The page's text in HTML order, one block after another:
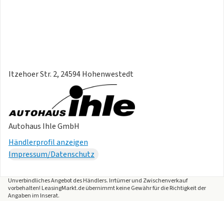
Itzehoer Str. 2, 24594 Hohenwestedt
Autohaus Ihle GmbH
Händlerprofil anzeigen
Impressum/Datenschutz
Unverbindliches Angebot desHändlers. Irrtümer und Zwischenverkauf
vorbehalten! LeasingMarkt.de übernimmt keine Gewähr für die Richtigkeit der
Angaben im Inserat.